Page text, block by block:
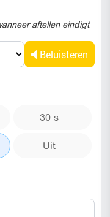
aftellen eindigt
Beluisteren
30 s
Uit